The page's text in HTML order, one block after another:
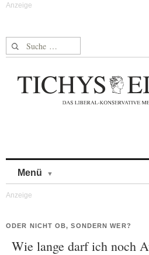
Suche nach:
Menü
ODER NICHT OB, SONDERN WER?
Wie lange darf ich noch